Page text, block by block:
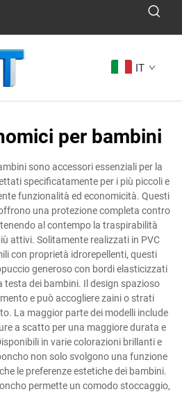
IT
per bambini
sono accessori essenziali per la
specificatamente per i più piccoli e
funzionalità ed economicità. Questi
una protezione completa contro
al contempo la traspirabilità
attivi. Solitamente realizzati in PVC
con proprietà idrorepellenti, questi
generoso con bordi elasticizzati
testa dei bambini. Il design spazioso
e può accogliere zaini o strati
La maggior parte dei modelli include
a scatto per una maggiore durata e
in varie colorazioni brillanti e
non solo svolgono una funzione
le preferenze estetiche dei bambini.
permette un comodo stoccaggio,